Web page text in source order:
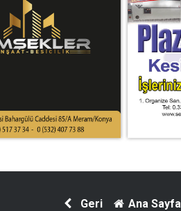
Geri Ana Sayfa